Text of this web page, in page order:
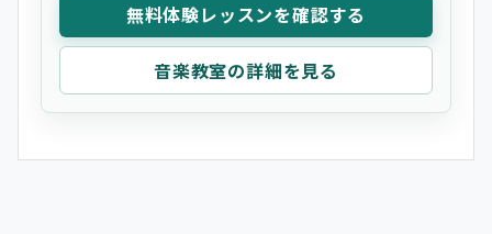
無料体験レッスンを確認する
音楽教室の詳細を見る